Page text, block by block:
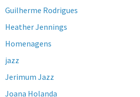
Guilherme Rodrigues
Heather Jennings
Homenagens
jazz
Jerimum Jazz
Joana Holanda